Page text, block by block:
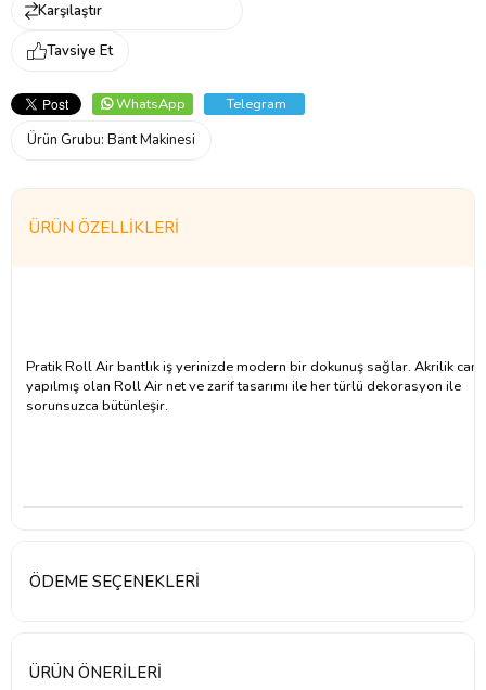
Karşılaştır
Tavsiye Et
WhatsApp
Telegram
Ürün Grubu: Bant Makinesi
ÜRÜN ÖZELLIKLERI
Pratik Roll Air bantlık iş yerinizde modern bir dokunuş sağlar. Akrilik
yapılmış olan Roll Air net ve zarif tasarımı ile her türlü dekorasyon ile
sorunsuzca bütünleşir.
ÖDEME SEÇENEKLERI
ÜRÜN ÖNERILERI